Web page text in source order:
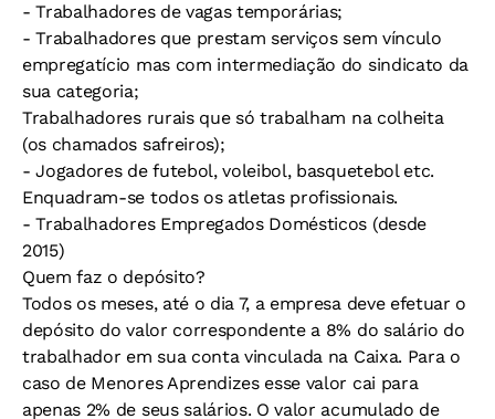
- Trabalhadores de vagas temporárias;
- Trabalhadores que prestam serviços sem vínculo
empregatício mas com intermediação do sindicato da
sua categoria;
Trabalhadores rurais que só trabalham na colheita
(os chamados safreiros);
- Jogadores de futebol, voleibol, basquetebol etc.
Enquadram-se todos os atletas profissionais.
- Trabalhadores Empregados Domésticos (desde
2015)
Quem faz o depósito?
Todos os meses, até o dia 7, a empresa deve efetuar o
depósito do valor correspondente a 8% do salário do
trabalhador em sua conta vinculada na Caixa. Para o
caso de Menores Aprendizes esse valor cai para
apenas 2% de seus salários. O valor acumulado de